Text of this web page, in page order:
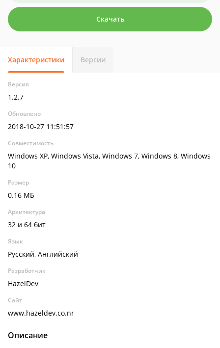
Скачать
Характеристики Версии
Версия
1.2.7
Обновлено
2018-10-27 11:51:57
Совместимость
Windows XP, Windows Vista, Windows 7, Windows 8, Windows
10
Размер
0.16 МБ
Архитектура
32 и 64 бит
Язык
Русский, Английский
Разработчик
HazelDev
Сайт
www.hazeldev.co.nr
Описание